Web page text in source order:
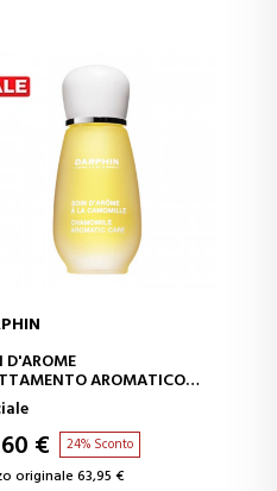
AL CARRELLO
AROMATICO
ALLA CAMOMILLA
€ 24% Sconto
63,95 €